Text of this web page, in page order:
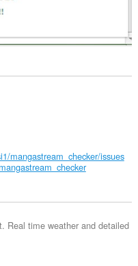
mangastream_checker/issues
Real time weather and detailed